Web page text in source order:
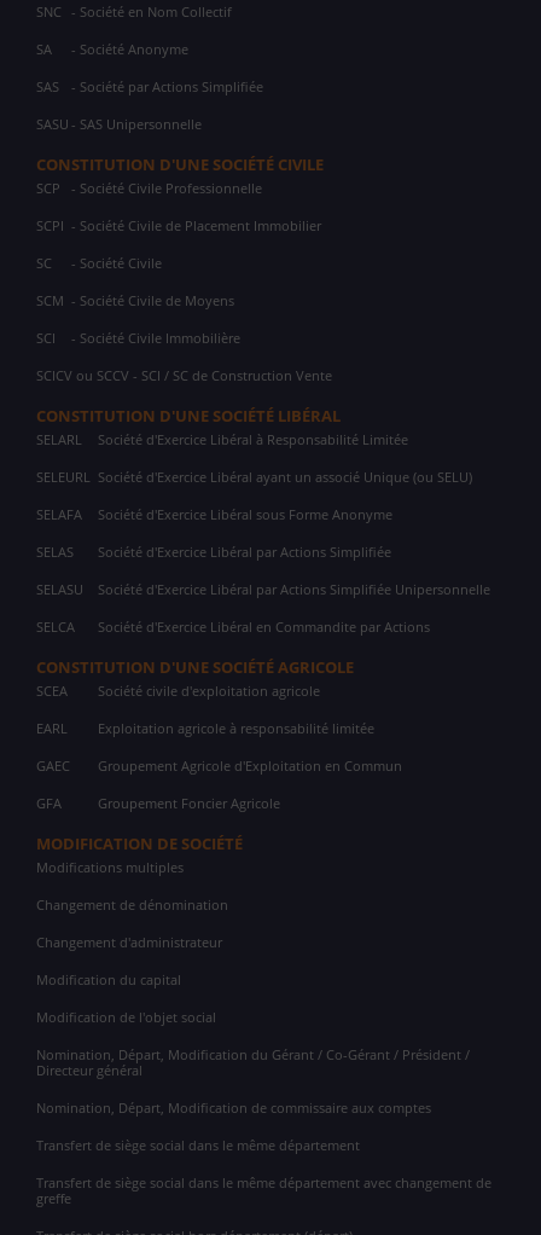
SNC - Société en Nom Collectif
SA - Société Anonyme
SAS - Société par Actions Simplifiée
SASU - SAS Unipersonnelle
CONSTITUTION D'UNE SOCIÉTÉ CIVILE
SCP - Société Civile Professionnelle
SCPI - Société Civile de Placement Immobilier
SC - Société Civile
SCM - Société Civile de Moyens
SCI - Société Civile Immobilière
SCICV ou SCCV - SCI / SC de Construction Vente
CONSTITUTION D'UNE SOCIÉTÉ LIBÉRAL
SELARL Société d'Exercice Libéral à Responsabilité Limitée
SELEURL Société d'Exercice Libéral ayant un associé Unique (ou SELU)
SELAFA Société d'Exercice Libéral sous Forme Anonyme
SELAS Société d'Exercice Libéral par Actions Simplifiée
SELASU Société d'Exercice Libéral par Actions Simplifiée Unipersonnelle
SELCA Société d'Exercice Libéral en Commandite par Actions
CONSTITUTION D'UNE SOCIÉTÉ AGRICOLE
SCEA Société civile d'exploitation agricole
EARL Exploitation agricole à responsabilité limitée
GAEC Groupement Agricole d'Exploitation en Commun
GFA Groupement Foncier Agricole
MODIFICATION DE SOCIÉTÉ
Modifications multiples
Changement de dénomination
Changement d'administrateur
Modification du capital
Modification de l'objet social
Nomination, Départ, Modification du Gérant / Co-Gérant / Président /
Directeur général
Nomination, Départ, Modification de commissaire aux comptes
Transfert de siège social dans le même département
Transfert de siège social dans le même département avec changement de
greffe